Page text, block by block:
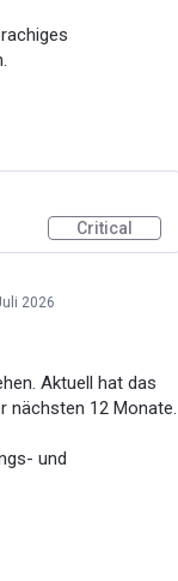
Critical
2026
Aktuell hat das
nächsten 12 Monate.
und